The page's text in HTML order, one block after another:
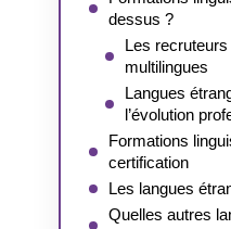
dessus ?
Les
multilingues
Langues
l’évolution
Formations
certification
Les langues
Quelles autres